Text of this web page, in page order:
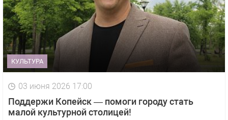
КУЛЬТУРА
03 июня 2026 17:00
Поддержи Копейск — помоги городу стать
малой культурной столицей!